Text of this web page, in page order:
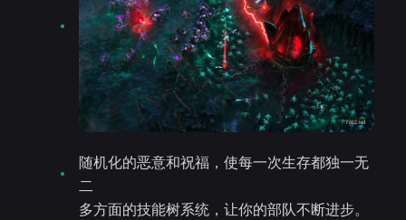
随机化的恶意和祝福，使每一次生存都独一无
二
多方面的技能树系统，让你的部队不断进步。